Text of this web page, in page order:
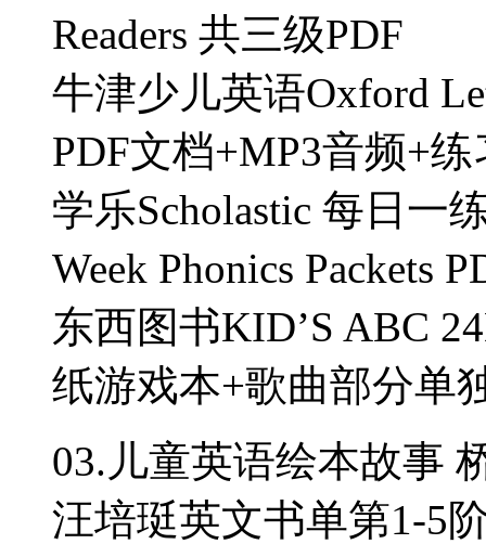
Readers 共三级PDF
牛津少儿英语Oxford
PDF文档+MP3音频+
学乐Scholastic 每日一
Week Phonics Packets
东西图书KID’S ABC
纸游戏本+歌曲部分单
03.儿童英语绘本故事
汪培珽英文书单第1-5